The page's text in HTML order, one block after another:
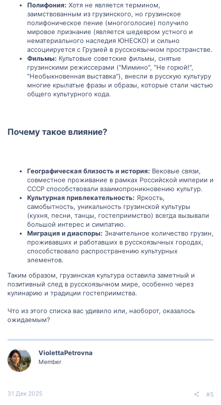
Полифония: Хотя не является термином,
заимствованным из грузинского, но грузинское
полифоническое пение (многоголосие) получило
мировое признание (является шедевром устного и
нематериального наследия ЮНЕСКО) и сильно
ассоциируется с Грузией в русскоязычном пространстве.
Фильмы: Культовые советские фильмы, снятые
грузинскими режиссерами ("Мимино", "Не горюй!",
"Необыкновенная выставка"), внесли в русскую культуру
многие крылатые фразы и образы, которые стали частью
общего культурного кода.
Почему такое влияние?​
Географическая близость и история: Вековые связи,
совместное проживание в рамках Российской империи и
СССР способствовали взаимопроникновению культур.
Культурная привлекательность: Яркость,
самобытность, уникальность грузинской культуры
(кухня, песни, танцы, гостеприимство) всегда вызывали
большой интерес и симпатию.
Миграция и диаспоры: Значительное количество грузин,
проживавших и работавших в русскоязычных городах,
способствовало распространению культурных
элементов.
Таким образом, грузинская культура оставила заметный и
позитивный след в русскоязычном мире, особенно через
кулинарию и традиции гостеприимства.
Что из этого списка вас удивило или, наоборот, оказалось
ожидаемым?
ViolettaPetrovna
Member
31 Дек 2025 #5